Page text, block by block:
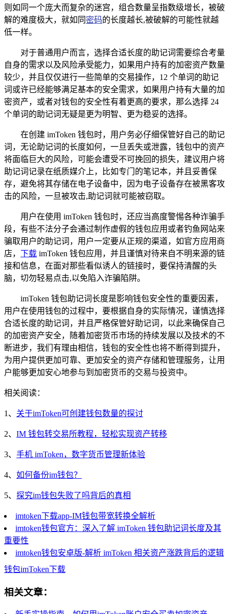
则如同一个庞大而复杂的迷宫，组合数量呈指数级增长，被破
解的难度极大，就如同 密码的长度越长,被破解的可能性就越
低一样。
对于普通用户而言，选择合适长度的助记词需要综合考量
自身的需求以及风险承受能力，如果用户持有的加密资产数量
较少，并且仅仅进行一些简单的交易操作，12 个单词的助记
词或许已经能够满足基本的安全需求，如果用户持有大量的加
密资产，或者对钱包的安全性有着更高的要求，那么选择 24
个单词的助记词无疑是更为明智、更为稳妥的选择。
在创建 imToken 钱包时，用户务必仔细保管好自己的助记
词，无论助记词的长度如何，一旦丢失或泄露，钱包中的资产
将面临巨大的风险，可能会遭受不可挽回的损失，建议用户将
助记词记录在纸质媒介上，比如专门的笔记本，并且妥善保
存，避免将其存储在电子设备中，因为电子设备存在被黑客攻
击的风险，一旦被攻击,助记词就可能被窃取。
用户在使用 imToken 钱包时，还应当高度警惕各种诈骗手
段，有些不法分子会通过制作虚假的钱包应用或者钓鱼网站来
骗取用户的助记词，用户一定要从正规的渠道，如官方应用商
店， 下载 imToken 钱包应用，并且谨慎对待来自不明来源的链
接和信息，在面对那些看似诱人的链接时，要保持清醒的头
脑，切勿轻易点击,以免陷入诈骗陷阱。
imToken 钱包助记词长度是影响钱包安全性的重要因素，
用户在使用钱包的过程中，要根据自身的实际情况，谨慎选择
合适长度的助记词，并且严格保管好助记词，以此来确保自己
的加密资产安全，随着加密货币市场的持续发展以及技术的不
断进步，我们有理由相信，钱包的安全性也将不断得到提升，
为用户提供更加可靠、更加安全的资产存储和管理服务，让用
户能够更加安心地参与到加密货币的交易与投资中。
相关阅读：
1、 关于imToken可创建钱包数量的探讨
2、 IM 钱包转交易所教程，轻松实现资产转移
3、 手机 imToken，数字货币管理新体验
4、 如何备份im钱包？
5、 探究im钱包失败了吗背后的真相
imtoken下载app-IM钱包带宽转换全解析
imtoken钱包官方：深入了解 imToken 钱包助记词长度及其
重要性
imtoken钱包安卓版-解析 imToken 相关资产涨跌背后的逻辑
钱包imToken下载
相关文章：